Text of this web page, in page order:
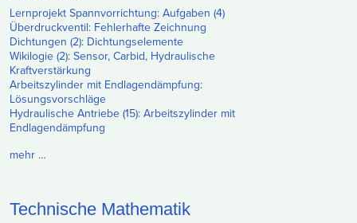
Lernprojekt Spannvorrichtung: Aufgaben (4)
Überdruckventil: Fehlerhafte Zeichnung
Dichtungen (2): Dichtungselemente
Wikilogie (2): Sensor, Carbid, Hydraulische
Kraftverstärkung
Arbeitszylinder mit Endlagendämpfung:
Lösungsvorschläge
Hydraulische Antriebe (15): Arbeitszylinder mit
Endlagendämpfung
mehr …
Technische Mathematik